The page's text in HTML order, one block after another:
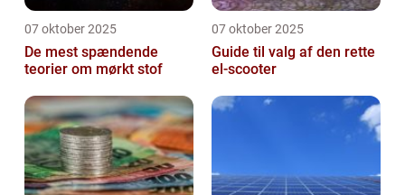
07 oktober 2025
De mest spændende
teorier om mørkt stof
07 oktober 2025
Guide til valg af den rette
el-scooter